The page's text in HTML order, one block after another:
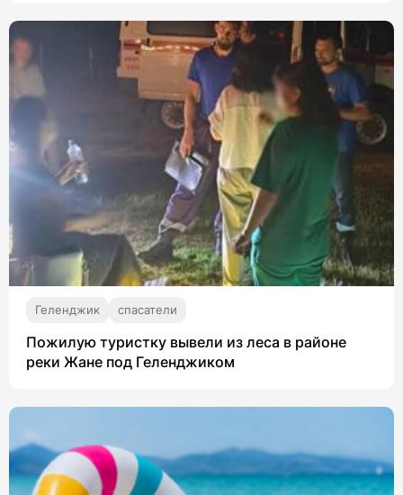
Геленджик спасатели
Пожилую туристку вывели из леса в районе
реки Жане под Геленджиком